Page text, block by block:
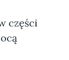
części